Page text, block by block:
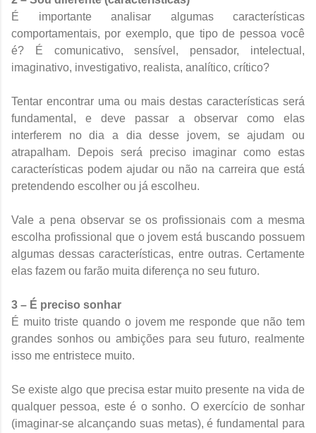
É importante analisar algumas características
comportamentais, por exemplo, que tipo de pessoa você
é? É comunicativo, sensível, pensador, intelectual,
imaginativo, investigativo, realista, analítico, crítico?
Tentar encontrar uma ou mais destas características será
fundamental, e deve passar a observar como elas
interferem no dia a dia desse jovem, se ajudam ou
atrapalham. Depois será preciso imaginar como estas
características podem ajudar ou não na carreira que está
pretendendo escolher ou já escolheu.
Vale a pena observar se os profissionais com a mesma
escolha profissional que o jovem está buscando possuem
algumas dessas características, entre outras. Certamente
elas fazem ou farão muita diferença no seu futuro.
3 – É preciso sonhar
É muito triste quando o jovem me responde que não tem
grandes sonhos ou ambições para seu futuro, realmente
isso me entristece muito.
Se existe algo que precisa estar muito presente na vida de
qualquer pessoa, este é o sonho. O exercício de sonhar
(imaginar-se alcançando suas metas), é fundamental para